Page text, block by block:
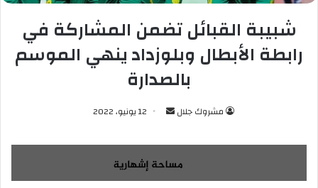
شبيبة القبائل تضمن المشاركة في
رابطة الأبطال وبلوزداد ينهي الموسم
بالصدارة
مشروك جلال
س
ل
ب
12 يونيو، 2022